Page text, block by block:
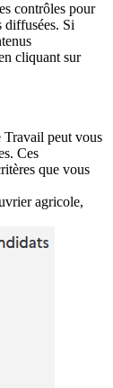
contrôles pour
diffusées. Si
cliquant sur
Travail peut vous
Ces
que vous
agricole,